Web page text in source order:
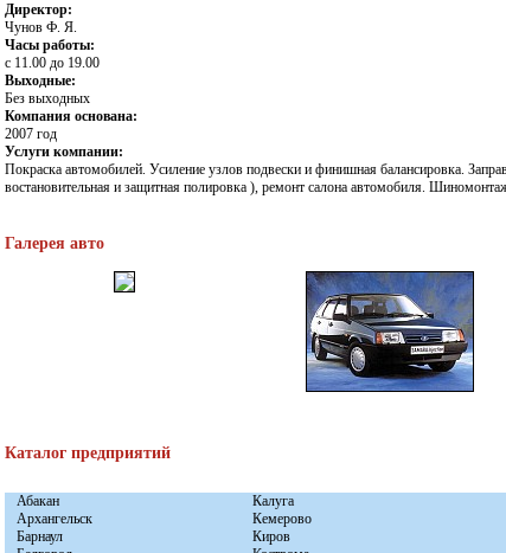
Директор:
Чунов Ф. Я.
Часы работы:
с 11.00 до 19.00
Выходные:
Без выходных
Компания основана:
2007 год
Услуги компании:
Покраска автомобилей. Усиление узлов подвески и финишная балансировка.
востановительная и защитная полировка ), ремонт салона автомобиля.
Галерея авто
Каталог предприятий
Абакан
Архангельск
Барнаул
Калуга
Кемерово
Киров